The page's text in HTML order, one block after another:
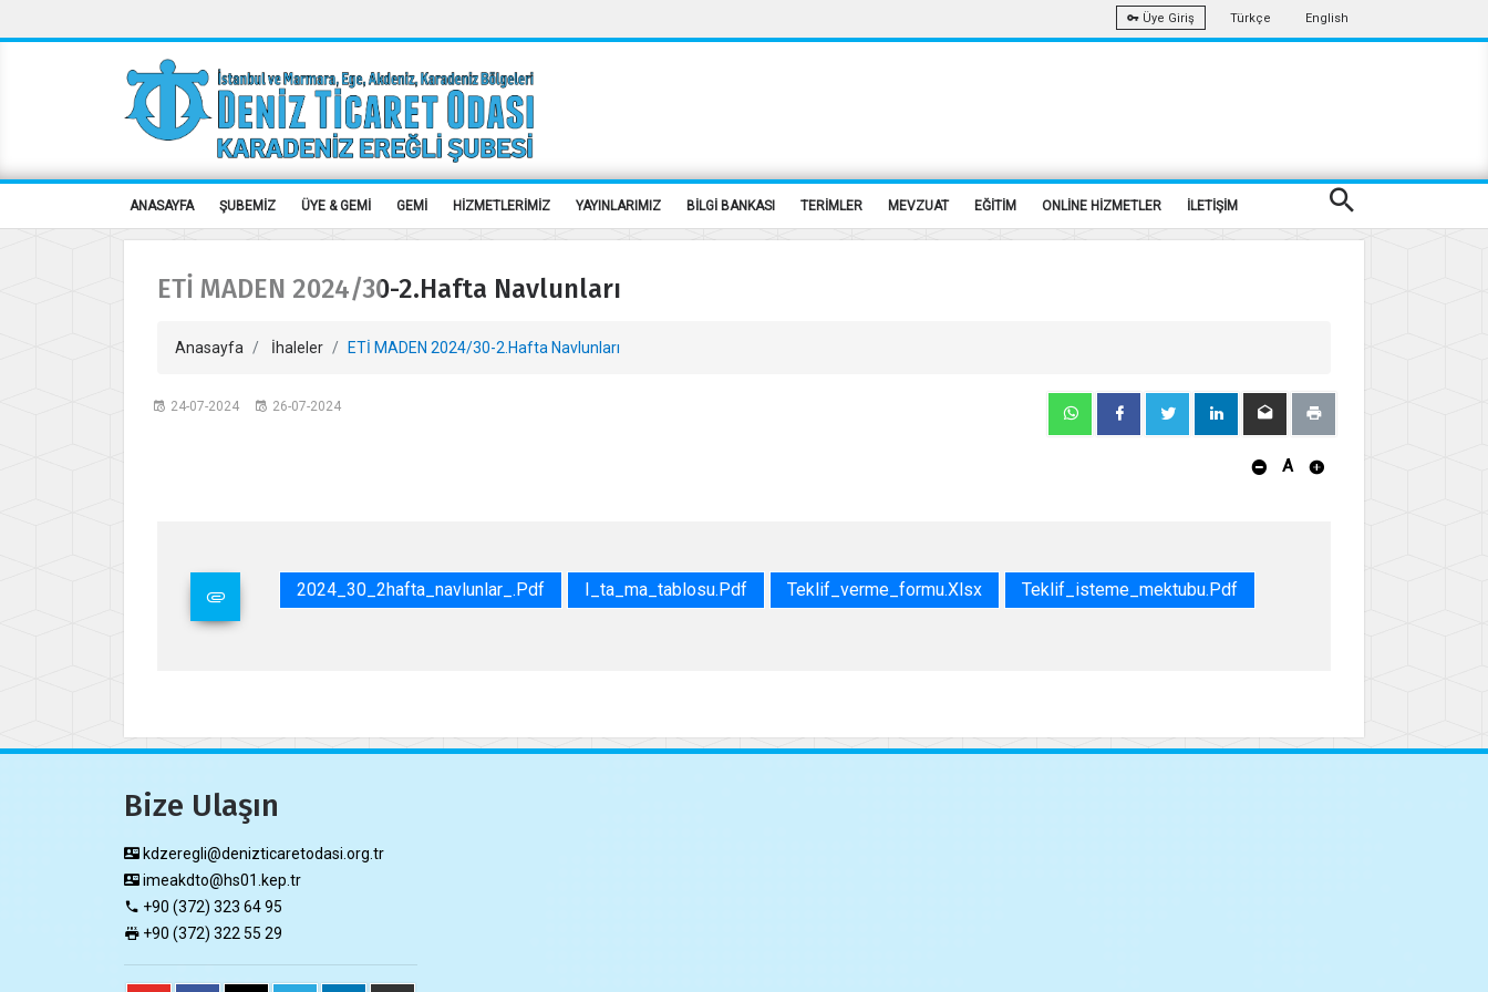
Üye Giriş Türkçe English
ANASAYFA ŞUBEMİZ ÜYE & GEMİ GEMİ HİZMETLERİMİZ YAYINLARIMIZ BİLGİ BANKASI TERİMLER MEVZUAT EĞİTİM ONLİNE HİZMETLER İLETİŞİM
ETİ MADEN 2024/30-2.Hafta Navlunları
Anasayfa İhaleler ETİ MADEN 2024/30-2.Hafta Navlunları
24-07-2024 26-07-2024
A
2024_30_2hafta_navlunlar_.pdf I_ta_ma_tablosu.pdf Teklif_verme_formu.xlsx Teklif_isteme_mektubu.pdf
Bize Ulaşın
kdzeregli@denizticaretodasi.org.tr
imeakdto@hs01.kep.tr
+90 (372) 323 64 95
+90 (372) 322 55 29